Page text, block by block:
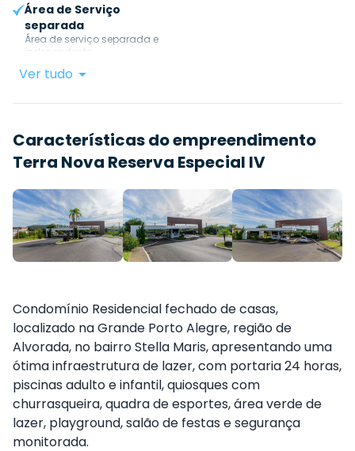
Área de Serviço
separada
Área de serviço separada e
independente.
Ver tudo
Características do empreendimento
Terra Nova Reserva Especial IV
Condomínio Residencial fechado de casas,
localizado na Grande Porto Alegre, região de
Alvorada, no bairro Stella Maris, apresentando uma
ótima infraestrutura de lazer, com portaria 24 horas,
piscinas adulto e infantil, quiosques com
churrasqueira, quadra de esportes, área verde de
lazer, playground, salão de festas e segurança
monitorada.